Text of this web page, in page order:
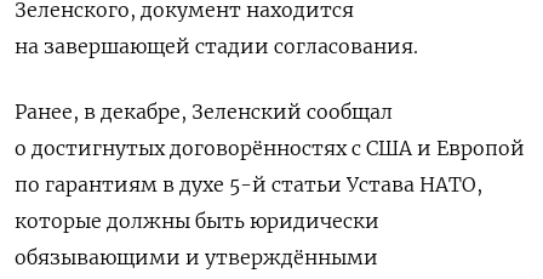
Зеленского, документ находится
на завершающей стадии согласования.
Ранее, в декабре, Зеленский сообщал
о достигнутых договорённостях с США и Европой
по гарантиям в духе 5-й статьи Устава НАТО,
которые должны быть юридически
обязывающими и утверждёнными